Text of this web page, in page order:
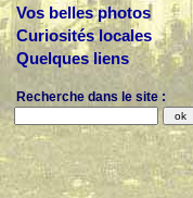
Vos belles photos
Curiosités locales
Quelques liens
Recherche dans le site :